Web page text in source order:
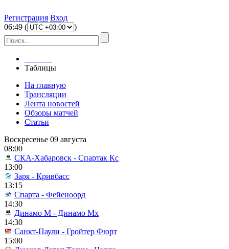
Регистрация Вход
06:49 ( )
Таблицы
На главную
Трансляции
Лента новостей
Обзоры матчей
Статьи
Воскресенье 09 августа
08:00
СКА-Хабаровск - Спартак Кс
13:00
Заря - Кривбасс
13:15
Спарта - Фейеноорд
14:30
Динамо М - Динамо Мх
14:30
Санкт-Паули - Гройтер Фюрт
15:00